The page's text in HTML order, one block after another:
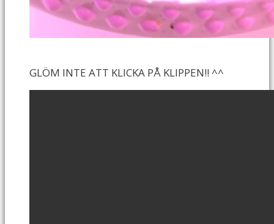
GLÖM INTE ATT KLICKA PÅ KLIPPEN!! ^^